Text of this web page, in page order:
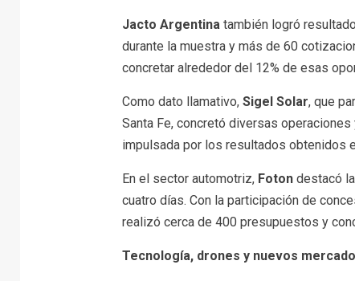
Jacto Argentinatambién logró
durante la muestra y más de 60
concretar alrededor del 12% de esas
Como dato llamativo, Sigel Solar, que
Santa Fe, concretó diversas
impulsada por los resultados obtenidos
En el sector automotriz, Fotondestacó la
cuatro días. Con la participación de
realizó cerca de 400 presupuestos y
Tecnología, drones y nuevos